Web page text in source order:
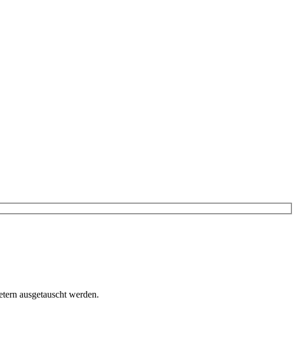
ausgetauscht werden.